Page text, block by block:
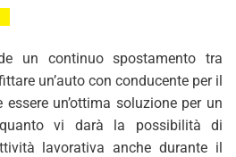
un continuo spostamento tra
un’auto con conducente per il
un’ottima soluzione per un
vi darà la possibilità di
lavorativa anche durante il